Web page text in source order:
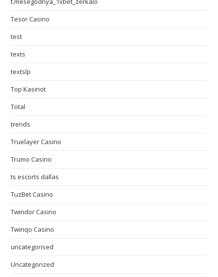
Tesor Casino
test
texts
textslp
Top Kasinot
Total
trends
Truelayer Casino
Trumo Casino
ts escorts dallas
TuzBet Casino
Twindor Casino
Twinqo Casino
uncategorised
Uncategorized